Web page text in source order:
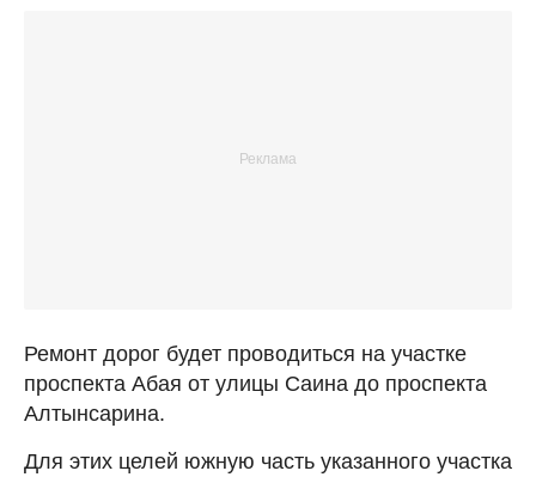
Ремонт дорог будет проводиться на участке
проспекта Абая от улицы Саина до проспекта
Алтынсарина.
Для этих целей южную часть указанного участка